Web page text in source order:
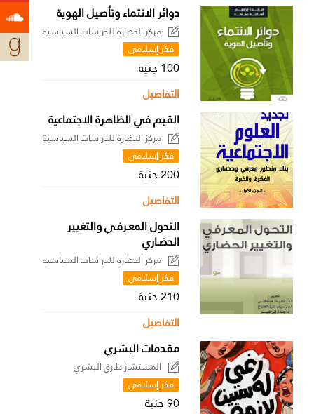
دوائر الانتماء وتأصيل الهوية
مركز الحضارة للدراسات السياسية
فكر إسلامي
100 جنية
التفاصيل
القيم في الظاهرة الاجتماعية
مركز الحضارة للدراسات السياسية
فكر إسلامي
200 جنية
التفاصيل
التحول المعـرفـي والتغيير
الحضـاري
مركز الحضارة للدراسات السياسية
فكر إسلامي
210 جنية
التفاصيل
مقدمات البشري
المستشار طارق البشري
فكر إسلامي
90 جنية